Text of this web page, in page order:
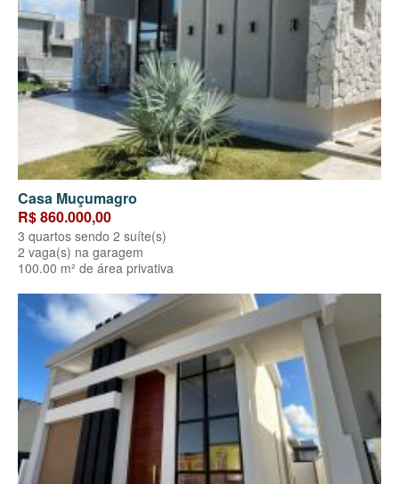
Casa Muçumagro
R$ 860.000,00
3 quartos sendo 2 suíte(s)
2 vaga(s) na garagem
100.00 m² de área privativa